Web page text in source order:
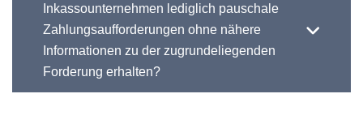
Inkassounternehmen lediglich pauschale
Zahlungsaufforderungen ohne nähere
Informationen zu der zugrundeliegenden
Forderung erhalten?